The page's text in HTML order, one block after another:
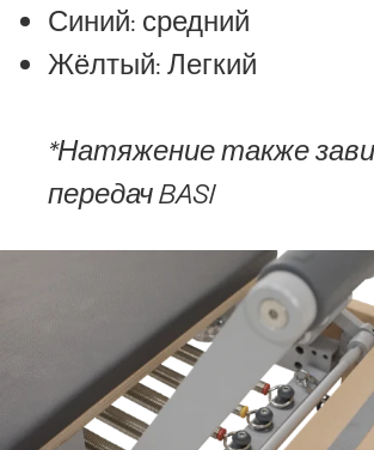
Синий: средний
Жёлтый: Легкий
*Натяжение также
передач BASI